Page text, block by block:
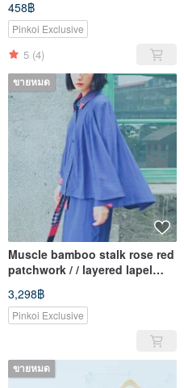
458฿
Pinkoi Exclusive
5 (4)
ขายหมด
Muscle bamboo stalk rose red
patchwork / / layered lapel
long-sleeved shirt
3,298฿
Pinkoi Exclusive
ขายหมด